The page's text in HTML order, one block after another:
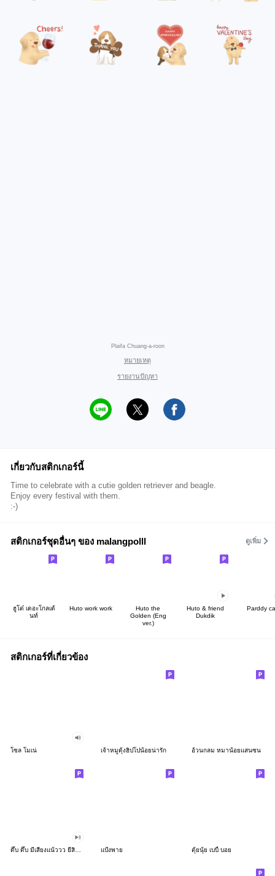
Plaifa Chuang-a-roon
หมายเหตุ
รายงานปัญหา
เกี่ยวกับสติกเกอร์นี้
Time to celebrate with a cutie golden retriever and beagle.
Enjoy every festival with them.
:-)
สติกเกอร์ชุดอื่นๆ ของ malangpolll ดูเพิ่ม
ฮูโต๋ เดอะโกลเด้
นท์
Huto work work
Huto the
Golden (Eng
ver.)
Huto & friend
Dukdik
Parddy
สติกเกอร์ที่เกี่ยวข้อง
โซล โมเน่ เจ้าหมูดุ้งฮิปโปน้อยน่ารัก อ้วนกลม หมาน้อยแสนซน
แป้งพาย ตุ้ยนุ้ย เบบี้ บอย